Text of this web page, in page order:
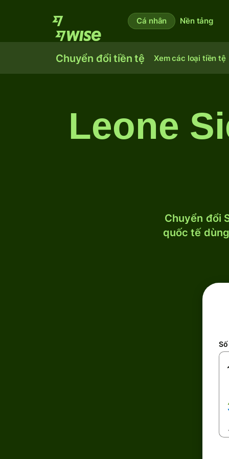
Cá nhân Nền tảng
Chuyển đổi tiền tệ Xem các loại tiền tệ
Leone
Chuyển đổi
quốc tế